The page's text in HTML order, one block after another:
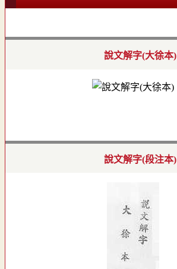
說文解字(大徐本)
說文解字(段注本)